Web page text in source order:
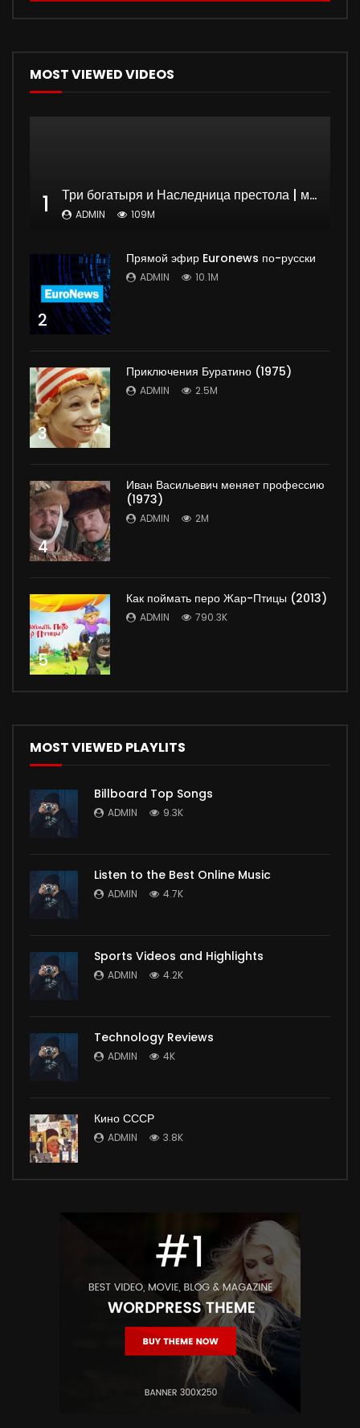
MOST VIEWED VIDEOS
1 Три богатыря и Наследница престола | мультфильм
ADMIN 109M
2
Прямой эфир Euronews по-русски
ADMIN 10.1M
3
Приключения Буратино (1975)
ADMIN 2.5M
4
Иван Васильевич меняет профессию
(1973)
ADMIN 2M
5
Как поймать перо Жар-Птицы (2013)
ADMIN 790.3K
MOST VIEWED PLAYLITS
Billboard Top Songs
ADMIN 9.3K
Listen to the Best Online Music
ADMIN 4.7K
Sports Videos and Highlights
ADMIN 4.2K
Technology Reviews
ADMIN 4K
Кино СССР
ADMIN 3.8K